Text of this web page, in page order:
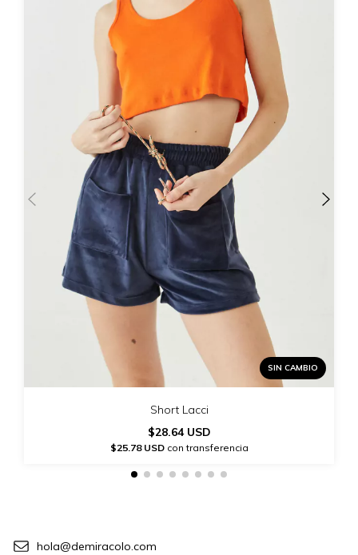
SIN CAMBIO
Short Lacci
$28.64 USD
$25.78 USDcon transferencia
hola@demiracolo.com